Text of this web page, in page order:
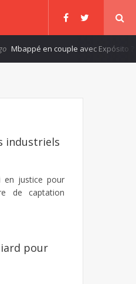
en couple avec Expósito ?
industriels
en justice pour
de captation
pour